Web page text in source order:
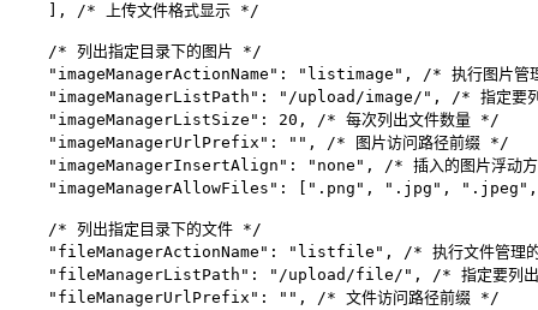
], /* 上传文件格式显示 */
/* 列出指定目录下的图片 */
"imageManagerActionName": "listimage", /* 执行图片管
"imageManagerListPath": "/upload/image/", /* 指定要列
"imageManagerListSize": 20, /* 每次列出文件数量 */
"imageManagerUrlPrefix": "", /* 图片访问路径前缀 */
"imageManagerInsertAlign": "none", /* 插入的图片浮动
"imageManagerAllowFiles": [".png", ".jpg", ".jpeg",
/* 列出指定目录下的文件 */
"fileManagerActionName": "listfile", /* 执行文件管理
"fileManagerListPath": "/upload/file/", /* 指定要列出
"fileManagerUrlPrefix": "", /* 文件访问路径前缀 */